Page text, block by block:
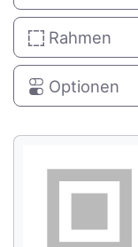
Rahmen
Optionen